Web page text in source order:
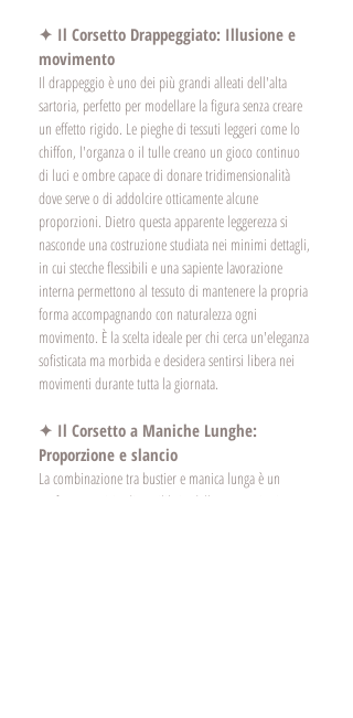
✦ Il Corsetto Drappeggiato: Illusione e
movimento
Il drappeggio è uno dei più grandi alleati dell'alta
sartoria, perfetto per modellare la figura senza creare
un effetto rigido. Le pieghe di tessuti leggeri come lo
chiffon, l'organza o il tulle creano un gioco continuo
di luci e ombre capace di donare tridimensionalità
dove serve o di addolcire otticamente alcune
proporzioni. Dietro questa apparente leggerezza si
nasconde una costruzione studiata nei minimi dettagli,
in cui stecche flessibili e una sapiente lavorazione
interna permettono al tessuto di mantenere la propria
forma accompagnando con naturalezza ogni
movimento. È la scelta ideale per chi cerca un'eleganza
sofisticata ma morbida e desidera sentirsi libera nei
movimenti durante tutta la giornata.
✦ Il Corsetto a Maniche Lunghe:
Proporzione e slancio
La combinazione tra bustier e manica lunga è un
perfetto esercizio di equilibrio delle proporzioni.